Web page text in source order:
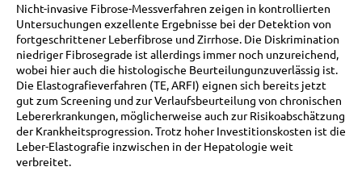
Nicht-invasive Fibrose-Messverfahren zeigen in kontrollierten
Untersuchungen exzellente Ergebnisse bei der Detektion von
fortgeschrittener Leberfibrose und Zirrhose. Die Diskrimination
niedriger Fibrosegrade ist allerdings immer noch unzureichend,
wobei hier auch die histologische Beurteilungunzuverlässig ist.
Die Elastografieverfahren (TE, ARFI) eignen sich bereits jetzt
gut zum Screening und zur Verlaufsbeurteilung von chronischen
Lebererkrankungen, möglicherweise auch zur Risikoabschätzung
der Krankheitsprogression. Trotz hoher Investitionskosten ist die
Leber-Elastografie inzwischen in der Hepatologie weit
verbreitet.